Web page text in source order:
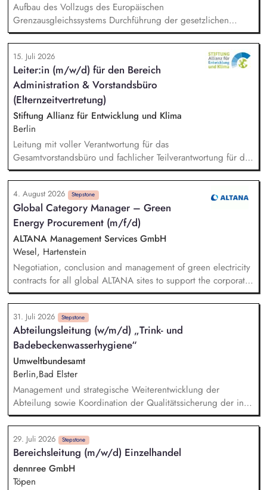
Aufbau des Vollzugs des Europäischen
Grenzausgleichssystems Durchführung der gesetzlichen
Vollzugsaufgaben in der Umsetzung des CBAM in
Zusammenarbeit mit anderen Facheinheiten der DEHSt, vor
allem: - Prüfung von CBAM-Berichten und ‑Erklärungen sowie
Prüfung, Aufbereitung und Bewertung der erhobenen
Emissionsdaten - Mitwirkung bei der Durchführung von
Rechtsmittelverfahren - Kommunikation mit Importeuren sowie
dem Zoll und der Europäischen Kommission - Erarbeitung von
Strategien und Konzepten für den einheitlichen Vollzug der
rechtlichen Regelungen zum CBAM und deren
Weiterentwicklung
15. Juli 2026
Leiter:in (m/w/d) für den Bereich
Administration & Vorstandsbüro
(Elternzeitvertretung)
Stiftung Allianz für Entwicklung und Klima
Berlin
Leitung mit voller Verantwortung für das
Gesamtvorstandsbüro und fachlicher Teilverantwortung für die
Mitarbeitenden der Vorstandsbüros. Budgetsteuerung
Vorstandsbüro. Management des Berichtswesens; Steuerung
und Sicherstellung der fristgerechten Abgabe. Inhaltliche
Vorbereitung, Steuerung, Durchführung und Nachbereitung
von Terminen mit satzungsgemäßen Gremien (Kuratorium,
Beirat). Analyse, Bewertung und Ausarbeitung von
Entscheidungsvorlagen sowie von strategischen und
operativen Aufgabenstellungen.
4. August 2026 Stepstone
Global Category Manager – Green
Energy Procurement (m/f/d)
ALTANA Management Services GmbH
Wesel, Hartenstein
Negotiation, conclusion and management of green electricity
contracts for all global ALTANA sites to support the corporate
target of achieving 100% renewable electricity sourcing.
Monitoring regulatory developments and market requirements
related to green electricity procurement (e.g., GHG Protocol)
and integrating relevant aspects into the company's energy
procurement strategy in close collaboration with Corporate
Sustainability and EHSR. Development and implementation of
an energy data management framework to ensure
transparency regarding energy consumption, suppliers,
procurement costs and sustainability-related KPIs through
digitalized reporting structures.
31. Juli 2026 Stepstone
Abteilungs­leitung (w/m/d) „Trink- und
Badebecken­wasserhygiene“
Umweltbundesamt
Berlin,Bad Elster
Management und strategische Weiterentwicklung der
Abteilung sowie Koordination der Qualitätssicherung der in
der Abteilung durchgeführten Aufgaben; konzeptionelle
Weiterentwicklung der Trink- und Badebeckenwasserhygiene;
d. h. Erkennen neuer Herausforderungen, vom
Forschungsbedarf über die Bewertung gesundheitlicher
Risiken und Empfehlungen für den Regelungsbedarf (z. B.
UBA-Empfehlungen, technisches Regelwerk, WHO Guidance)
29. Juli 2026 Stepstone
Bereichsleitung (m/w/d) Einzelhandel
dennree GmbH
Töpen